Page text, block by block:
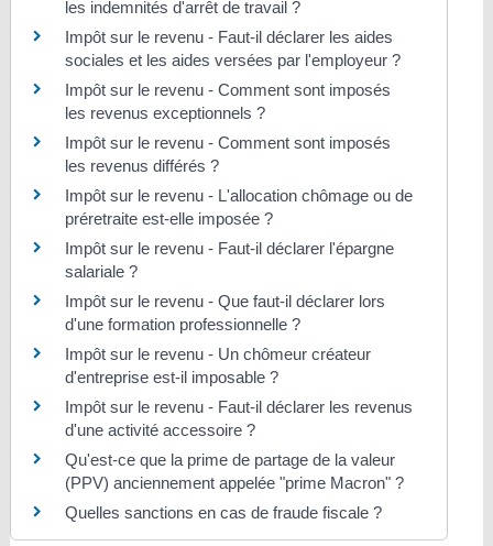
les indemnités d'arrêt de travail ?
Impôt sur le revenu - Faut-il déclarer les aides
sociales et les aides versées par l'employeur ?
Impôt sur le revenu - Comment sont imposés
les revenus exceptionnels ?
Impôt sur le revenu - Comment sont imposés
les revenus différés ?
Impôt sur le revenu - L'allocation chômage ou de
préretraite est-elle imposée ?
Impôt sur le revenu - Faut-il déclarer l'épargne
salariale ?
Impôt sur le revenu - Que faut-il déclarer lors
d'une formation professionnelle ?
Impôt sur le revenu - Un chômeur créateur
d'entreprise est-il imposable ?
Impôt sur le revenu - Faut-il déclarer les revenus
d'une activité accessoire ?
Qu'est-ce que la prime de partage de la valeur
(PPV) anciennement appelée "prime Macron" ?
Quelles sanctions en cas de fraude fiscale ?